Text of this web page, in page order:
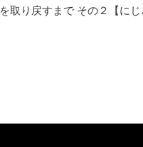
取り戻すまで その２【に